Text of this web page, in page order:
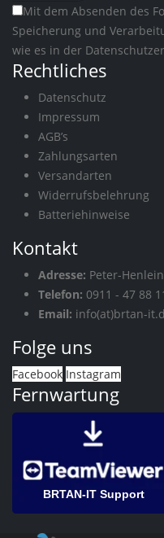
Mit dem Absenden des
Speicherung und
wie es in der
Rechtliches
Datenschutz
Impressum
AGB’s
Zahlungsarten
Versandarten
Widerrufsbelehrung
Batteriehinweise
Kontakt
Adresse: Peter-
Telefon: 0911 - 47 88
Email: info(at)brtan-
Folge uns
Facebook Instagram
Fernwartung
BRTAN-IT Support